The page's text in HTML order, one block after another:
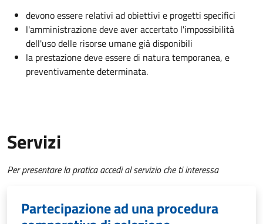
devono essere relativi ad obiettivi e progetti specifici
l'amministrazione deve aver accertato l'impossibilità
dell'uso delle risorse umane già disponibili
la prestazione deve essere di natura temporanea, e
preventivamente determinata.
Servizi
Per presentare la pratica accedi al servizio che ti interessa
Partecipazione ad una procedura